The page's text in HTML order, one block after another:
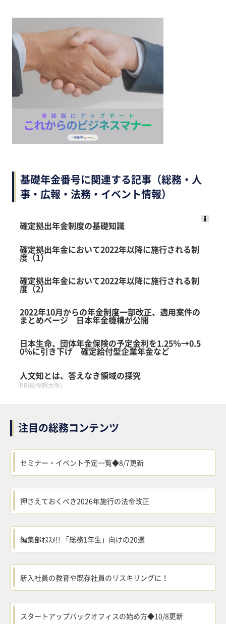
基礎年金番号に関連する記事（総務・人
事・広報・法務・イベント情報）
確定拠出年金制度の基礎知識
確定拠出年金において2022年以降に施行される制
度（1）
確定拠出年金において2022年以降に施行される制
度（2）
2022年10月からの年金制度一部改正、適用案件の
まとめページ 日本年金機構が公開
日本生命、団体年金保険の予定金利を1.25％→0.5
0％に引き下げ 確定給付型企業年金など
人文知とは、答えなき領域の探究
PR(國學院大學)
注目の総務コンテンツ
セミナー・イベント予定一覧◆8/7更新
押さえておくべき2026年施行の法令改正
編集部ｵｽｽﾒ!! 「総務1年生」向けの20選
新入社員の教育や既存社員のリスキリングに！
スタートアップバックオフィスの始め方◆10/8更新